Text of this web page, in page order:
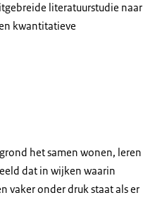
literatuurstudie naar
kwantitatieve
het samen wonen, leren
dat in wijken waarin
vaker onder druk staat als er